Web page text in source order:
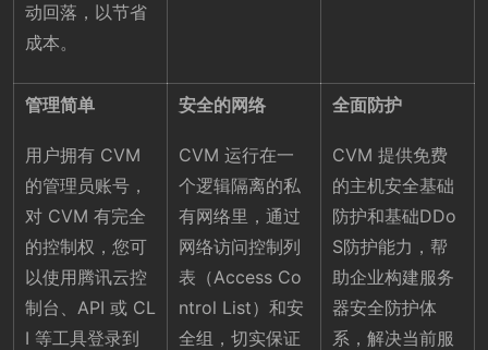
动回落，以节省
成本。
管理简单
用户拥有 CVM
的管理员账号，
对 CVM 有完全
的控制权，您可
以使用腾讯云控
制台、API 或 CL
I 等工具登录到
安全的网络
CVM 运行在一
个逻辑隔离的私
有网络里，通过
网络访问控制列
表（Access Co
ntrol List）和安
全组，切实保证
全面防护
CVM 提供免费
的主机安全基础
防护和基础DDo
S防护能力，帮
助企业构建服务
器安全防护体
系，解决当前服